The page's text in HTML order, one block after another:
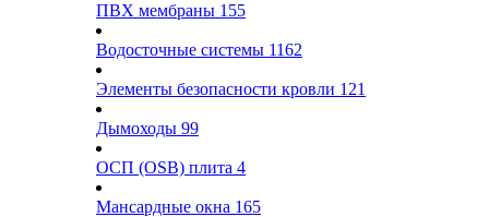
ПВХ мембраны 155
Водосточные системы 1162
Элементы безопасности кровли 121
Дымоходы 99
ОСП (OSB) плита 4
Мансардные окна 165